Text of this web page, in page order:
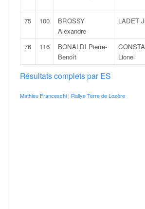
75
100
BROSSY
Alexandre
LADET
76
116
BONALDI Pierre-
Benoît
Lionel
Résultats complets par ES
Mathieu Franceschi | Rallye Terre de Lozère